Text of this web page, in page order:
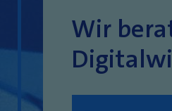
Wir